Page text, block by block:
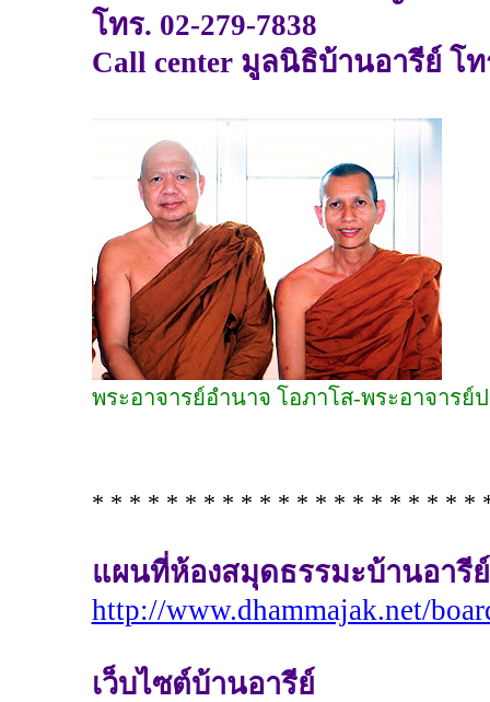
โทร. 02-279-7838
Call center มูลนิธิบ้านอารีย์ โท
พระอาจารย์อำนาจ โอภาโส-พระอาจารย์
* * * * * * * * * * * * * * * * * * * * *
แผนที่ห้องสมุดธรรมะบ้านอารีย์
http://www.dhammajak.net/
เว็บไซต์บ้านอารีย์